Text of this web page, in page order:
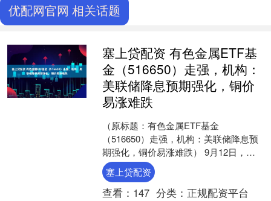
优配网官网 相关话题
塞上贷配资 有色金属ETF基
金（516650）走强，机构：
美联储降息预期强化，铜价
易涨难跌
（原标题：有色金属ETF基金
（516650）走强，机构：美联储降息预
期强化，铜价易涨难跌） 9月12日，受
美联储降息预期持续升温影响，隔夜铜
价走强，有色黄金板块....
塞上贷配资
查看： 147 分类： 正规配资平台